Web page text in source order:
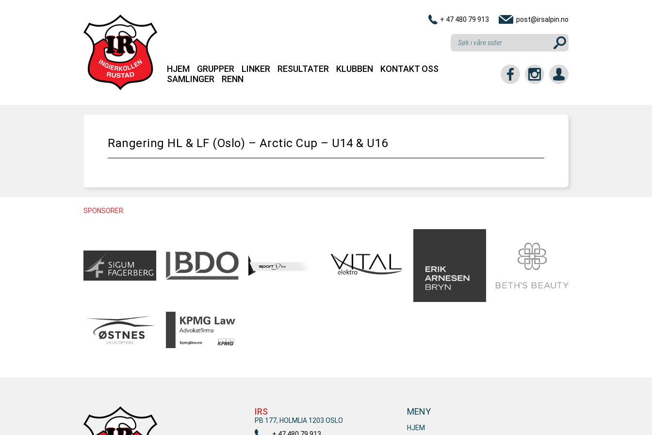
+ 47 480 79 913 post@irsalpin.no
HJEM GRUPPER LINKER RESULTATER KLUBBEN
KONTAKT OSS
SAMLINGER
RENN
Rangering HL & LF (Oslo) – Arctic Cup – U14 & U16
SPONSORER:
IRS
PB 177, HOLMLIA 1203 OSLO
MENY
HJEM